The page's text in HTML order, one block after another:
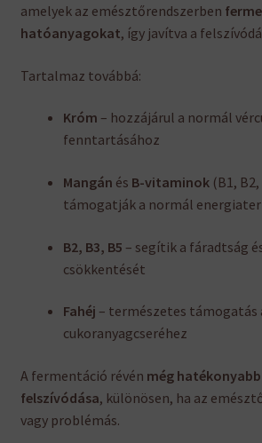
amelyek az emésztőrendszerben
hatóanyagokat, így javítva a
Tartalmaz továbbá:
Króm – hozzájárul a normál
fenntartásához
Mangán és B-vitaminok(B1, B2,
támogatják a normál
B2, B3, B5 – segítik a fáradtság
csökkentését
Fahéj – természetes támogatás
cukoranyagcseréhez
A fermentáció révén még
felszívódása, különösen, ha az
vagy problémás.